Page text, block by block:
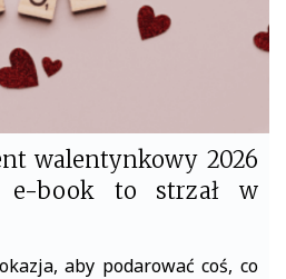
walentynkowy 2026
book to strzał w
aby podarować coś, co